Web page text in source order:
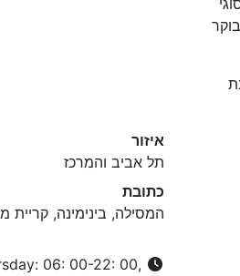
איזור
תל אביב והמרכז
כתובת
המסילה, בינימינה, קריית
06: 00-22: 00,